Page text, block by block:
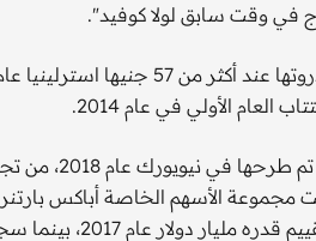
في وقت سابق لولا كوفيد".
حتى تجار البضائع الفاخرة لم يفلتوا. حيث
مجموعة الأسهم الخاصة أباكس
فاشين ومقرها لندن مقابل 52 مليون جنيه